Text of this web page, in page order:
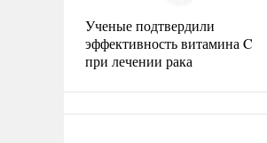
Ученые подтвердили
эффективность витамина C
при лечении рака